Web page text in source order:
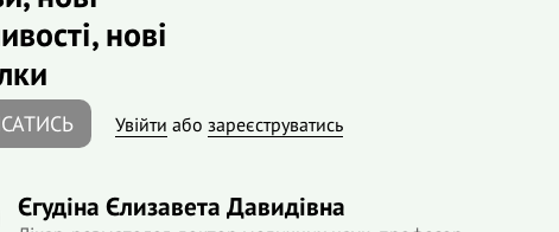
нові
Увійти або зареєструватись
Єгудіна Єлизавета Давидівна